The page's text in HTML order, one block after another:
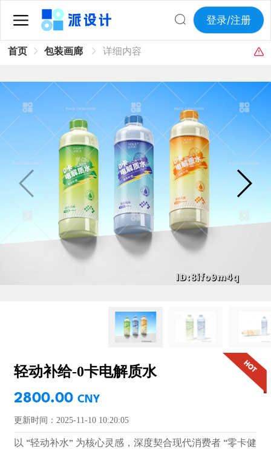
登录/注册
首页 包装画廊 详细内容
轻动补给-0卡电解质水
2800.00 CNY
更新时间：2025-11-10 10:20:05
以 “轻动补水” 为核心灵感，深度契合现代消费者 “零卡健